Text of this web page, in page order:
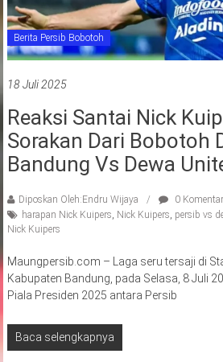
Berita Persib Bobotoh
18 Juli 2025
Reaksi Santai Nick
Sorakan Dari Bobotoh
Bandung Vs Dewa
Diposkan Oleh:Endru Wijaya
0 Komentar
harapan Nick Kuipers Nick Kuipers persib vs
Nick Kuipers
Maungpersib.com – Laga seru tersaji di
Kabupaten Bandung, pada Selasa, 8 Juli
Piala Presiden 2025 antara Persib
Baca selengkapnya